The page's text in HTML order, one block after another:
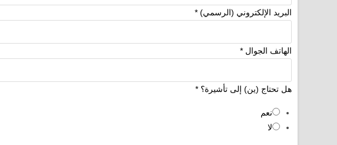
البريد الإلكتروني (الرسمي) *
الهاتف الجوال *
هل تحتاج (ين) إلى تأشيرة؟ *
نعم
لا